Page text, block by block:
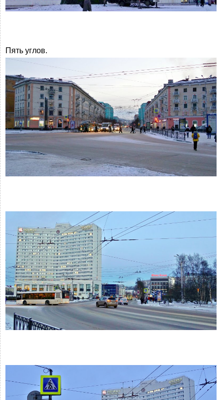
Пять углов.